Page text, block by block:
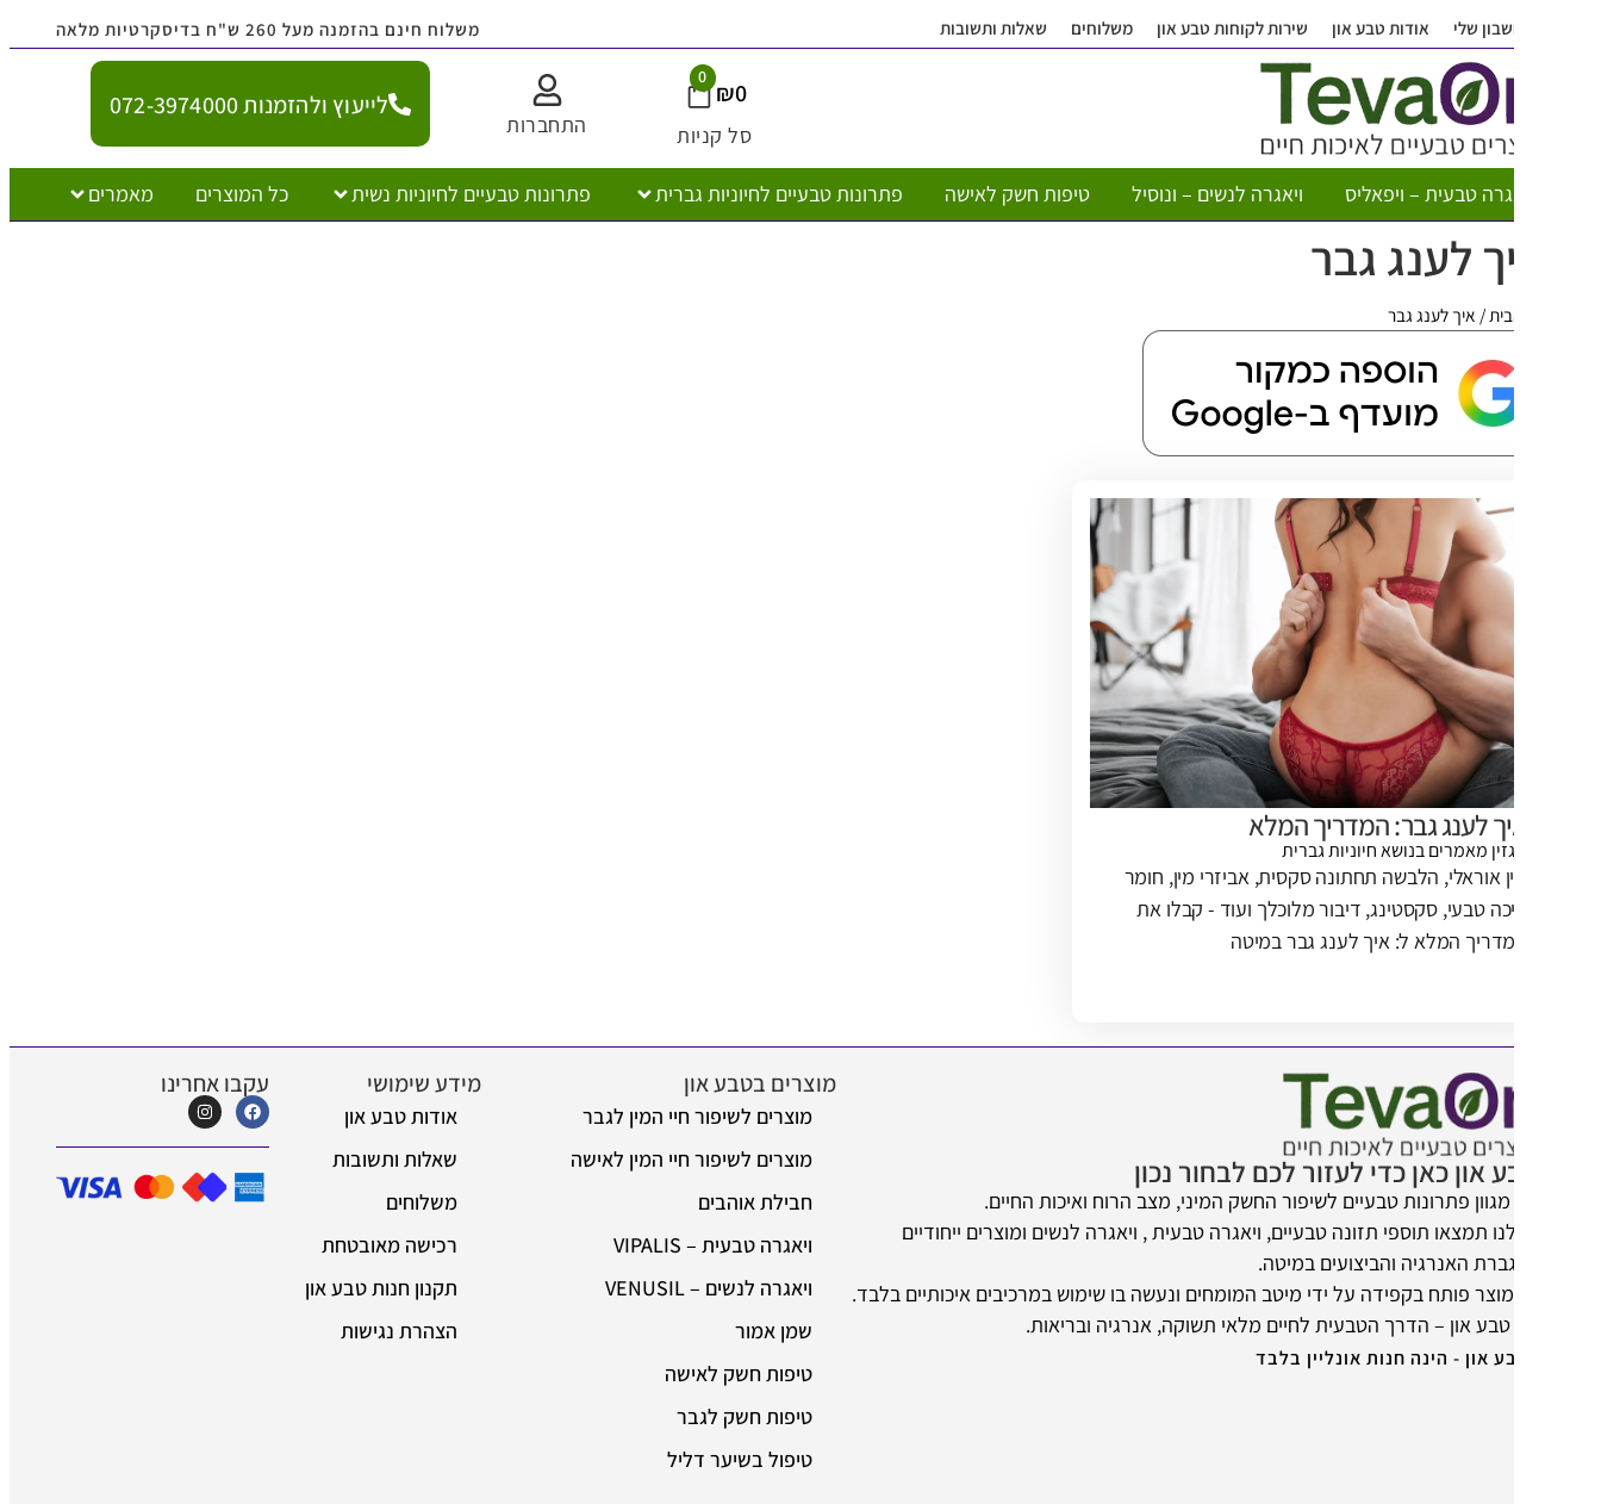
אודות טבע און שירות לקוחות טבע און משלוחים שאלות ותשובות משלוח חינם בהזמנה מעל 260 ש"ח בדיסקרטיות מלאה
לייעוץ ולהזמנות 072-3974000
טבעית – ויפאליס ויאגרה לנשים – ונוסיל טיפות חשק לאישה פתרונות טבעיים לחיוניות גברית פתרונות טבעיים לחיוניות נשית כל המוצרים מאמרים
לענג גבר
איך לענג גבר
לענג גבר: המדריך המלא
מאמרים בנושא חיוניות גברית
אוראלי, הלבשה תחתונה סקסית, אביזרי מין, חומר
טבעי, סקסטינג, דיבור מלוכלך ועוד - קבלו את
המלא ל: איך לענג גבר במיטה
און כאן כדי לעזור לכם לבחור נכון
פתרונות טבעיים לשיפור החשק המיני, מצב הרוח ואיכות החיים.
תמצאו תוספי תזונה טבעיים, ויאגרה טבעית , ויאגרה לנשים ומוצרים ייחודיים
האנרגיה והביצועים במיטה.
פותח בקפידה על ידי מיטב המומחים ונעשה בו שימוש במרכיבים איכותיים בלבד.
און – הדרך הטבעית לחיים מלאי תשוקה, אנרגיה ובריאות.
און - הינה חנות אונליין בלבד
מוצרים בטבע און
מוצרים לשיפור חיי המין לגבר
מוצרים לשיפור חיי המין לאישה
חבילת אוהבים
ויאגרה טבעית – VIPALIS
ויאגרה לנשים – VENUSIL
טיפות חשק לאישה
טיפות חשק לגבר
טיפול בשיער דליל
מידע שימושי
אודות טבע און
שאלות ותשובות
רכישה מאובטחת
תקנון חנות טבע און
הצהרת נגישות
עקבו אחרינו